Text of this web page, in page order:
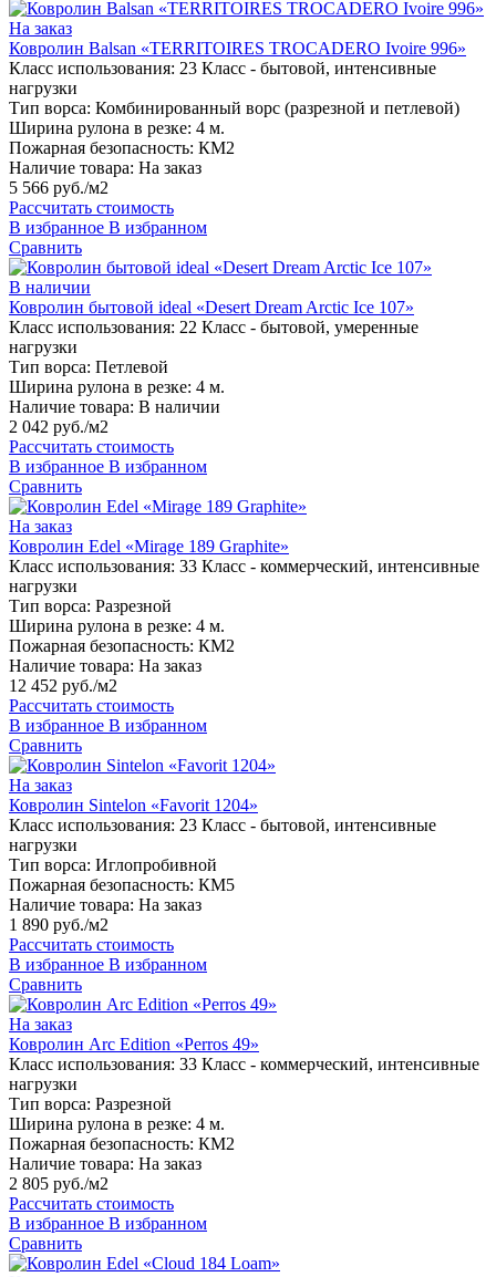
На заказ
Ковролин Balsan «TERRITOIRES TROCADERO Ivoire 996»
Класс использования: 23 Класс - бытовой, интенсивные
нагрузки
Тип ворса: Комбинированный ворс (разрезной и петлевой)
Ширина рулона в резке: 4 м.
Пожарная безопасность: КМ2
Наличие товара: На заказ
5 566 руб./м2
Рассчитать стоимость
В избранное В избранном
Сравнить
В наличии
Ковролин бытовой ideal «Desert Dream Arctic Ice 107»
Класс использования: 22 Класс - бытовой, умеренные
нагрузки
Тип ворса: Петлевой
Ширина рулона в резке: 4 м.
Наличие товара: В наличии
2 042 руб./м2
Рассчитать стоимость
В избранное В избранном
Сравнить
На заказ
Ковролин Edel «Mirage 189 Graphite»
Класс использования: 33 Класс - коммерческий, интенсивные
нагрузки
Тип ворса: Разрезной
Ширина рулона в резке: 4 м.
Пожарная безопасность: КМ2
Наличие товара: На заказ
12 452 руб./м2
Рассчитать стоимость
В избранное В избранном
Сравнить
На заказ
Ковролин Sintelon «Favorit 1204»
Класс использования: 23 Класс - бытовой, интенсивные
нагрузки
Тип ворса: Иглопробивной
Пожарная безопасность: КМ5
Наличие товара: На заказ
1 890 руб./м2
Рассчитать стоимость
В избранное В избранном
Сравнить
На заказ
Ковролин Arc Edition «Perros 49»
Класс использования: 33 Класс - коммерческий, интенсивные
нагрузки
Тип ворса: Разрезной
Ширина рулона в резке: 4 м.
Пожарная безопасность: КМ2
Наличие товара: На заказ
2 805 руб./м2
Рассчитать стоимость
В избранное В избранном
Сравнить